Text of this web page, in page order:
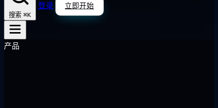
搜索 ⌘K
登录 立即开始
产品